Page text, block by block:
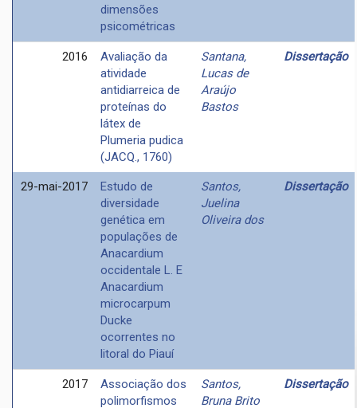
dimensões
psicométricas
2016
Avaliação da
atividade
antidiarreica de
proteínas do
látex de
Plumeria pudica
(JACQ., 1760)
Santana,
Lucas de
Araújo
Bastos
Dissertação
29-mai-2017
Estudo de
diversidade
genética em
populações de
Anacardium
occidentale L. E
Anacardium
microcarpum
Ducke
ocorrentes no
litoral do Piauí
Santos,
Juelina
Oliveira dos
Dissertação
2017
Associação dos
polimorfismos
Santos,
Bruna Brito
Dissertação